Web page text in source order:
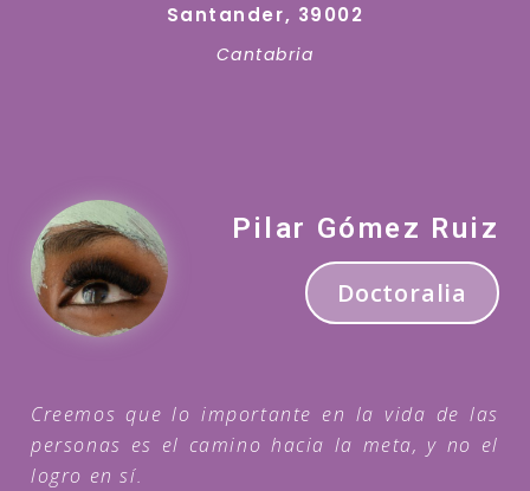
Santander, 39002
Cantabria
Pilar Gómez Ruiz
Doctoralia
Creemos que lo importante en la vida de las
personas es el camino hacia la meta, y no el
logro en sí.